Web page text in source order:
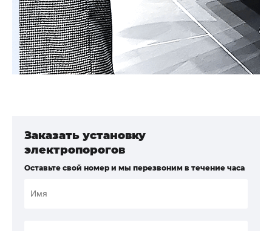
Заказать установку
электропорогов
Оставьте свой номер и мы перезвоним в течение часа